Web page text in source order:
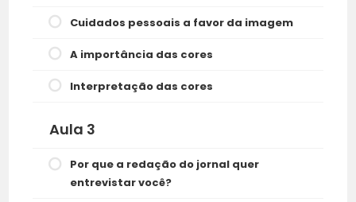
Cuidados pessoais a favor da imagem
A importância das cores
Interpretação das cores
Aula 3
Por que a redação do jornal quer
entrevistar você?